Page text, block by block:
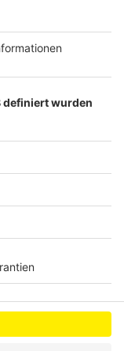
Edeka-Filiale
entfällt die
gelten